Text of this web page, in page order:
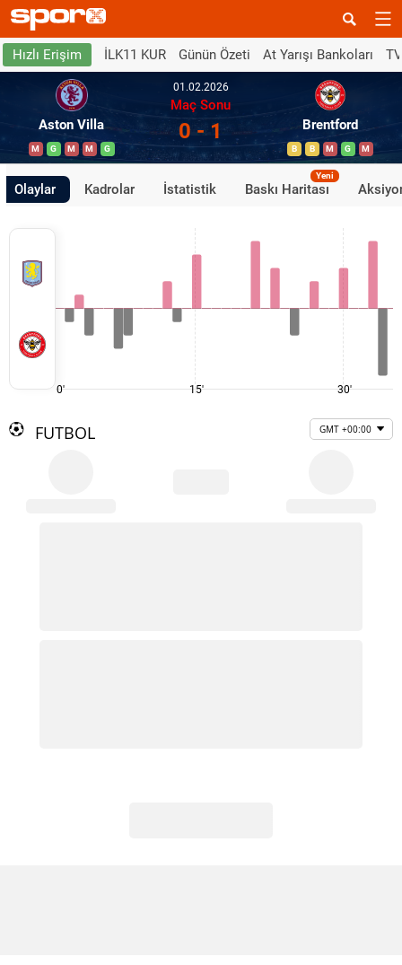
Hızlı Erişim İLK11 KUR Günün Özeti At Yarışı Bankoları
Aston Villa
M G M M G
01.02.2026
Maç Sonu
0 - 1 Brentford
B B M G M
Olaylar Kadrolar İstatistik Baskı Haritası
Yeni
0' 15' 30'
FUTBOL GMT +00:00